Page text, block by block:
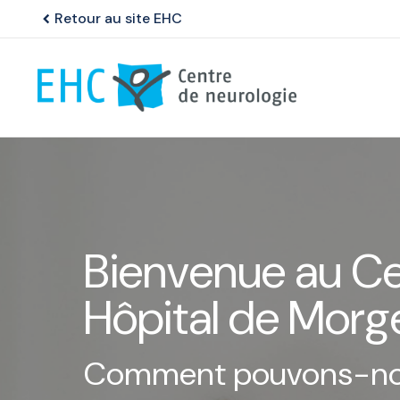
chevron_left Retour au site EHC
Bienvenue au
Hôpital de
Comment pouvons-